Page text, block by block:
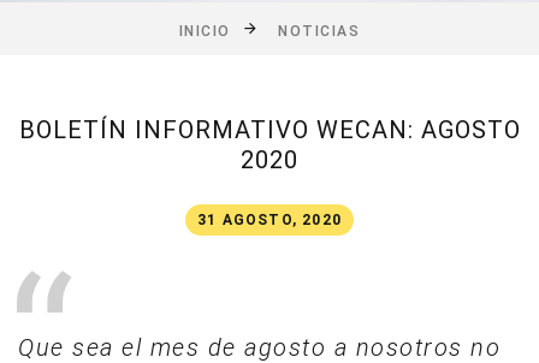
INICIO NOTICIAS
BOLETÍN INFORMATIVO WECAN: AGOSTO
2020
31 AGOSTO, 2020
Que sea el mes de agosto a nosotros no